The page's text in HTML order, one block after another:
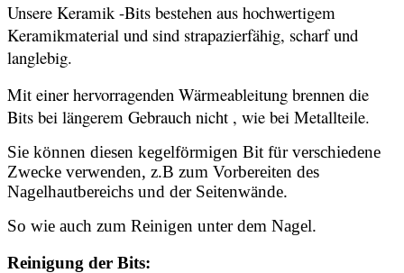
Unsere Keramik -Bits bestehen aus hochwertigem
Keramikmaterial und sind strapazierfähig, scharf und
langlebig.
Mit einer hervorragenden Wärmeableitung brennen die
Bits bei längerem Gebrauch nicht , wie bei Metallteile.
Sie können diesen kegelförmigen Bit für verschiedene
Zwecke verwenden, z.B zum Vorbereiten des
Nagelhautbereichs und der Seitenwände.
So wie auch zum Reinigen unter dem Nagel.
Reinigung der Bits: